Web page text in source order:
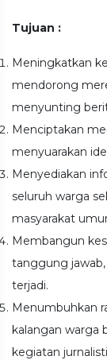
Tujuan :
Meningkatkan
mendorong
menyunting
Menciptakan
menyuarakan
Menyediakan
seluruh warga
masyarakat
Membangun
tanggung
terjadi.
Menumbuhkan
kalangan warga
kegiatan